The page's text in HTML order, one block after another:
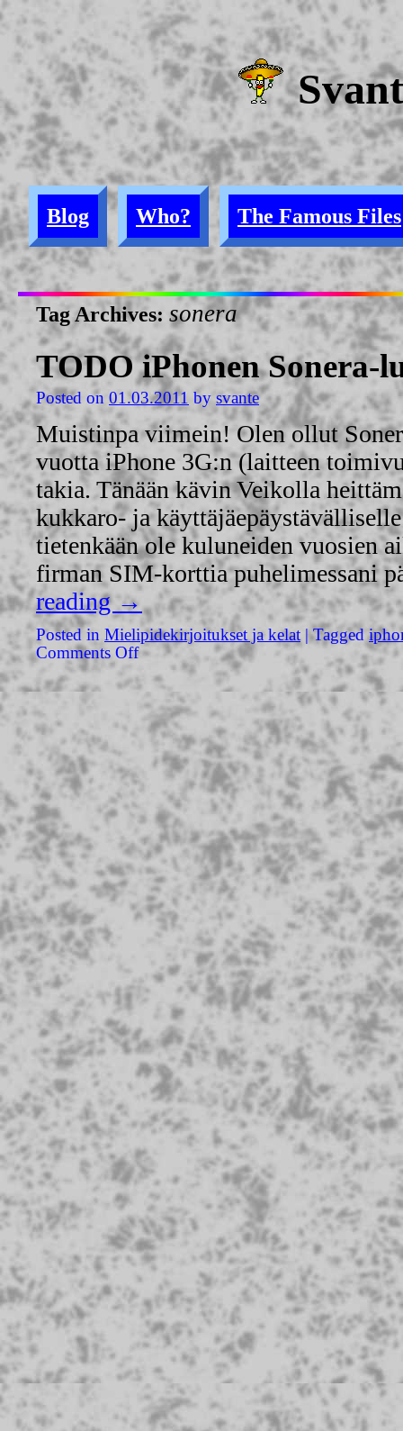
Blog Who? The Famous Files
Tag Archives: sonera
TODO iPhonen Sonera-
Posted on 01.03.2011 by svante
Muistinpa viimein! Olen ollut
vuotta iPhone 3G:n (laitteen
takia. Tänään kävin Veikolla
kukkaro- ja
tietenkään ole kuluneiden vuosien
firman SIM-korttia puhelimessani
reading →
Posted in Mielipidekirjoitukset ja kelat | Tagged
Comments Off